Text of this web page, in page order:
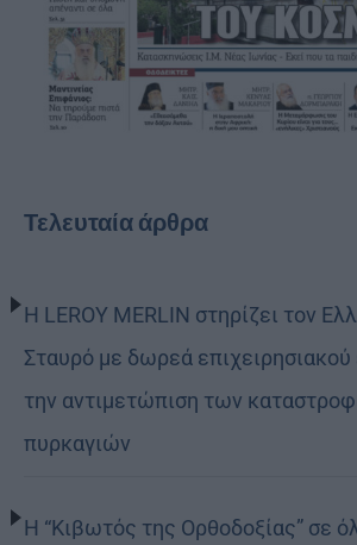
Τελευταία άρθρα
Η LEROY MERLIN στηρίζει τον
Σταυρό με δωρεά επιχειρησιακού
την αντιμετώπιση των
πυρκαγιών
Η “Κιβωτός της Ορθοδοξίας” σε